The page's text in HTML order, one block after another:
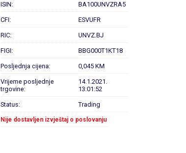
ISIN: BA100UNVZRA5
CFI: ESVUFR
RIC: UNVZ.BJ
FIGI: BBG000T1KT18
Posljednja cijena: 0,045 KM
Vrijeme posljednje
trgovine:
14.1.2021.
13:01:52
Status: Trading
Nije dostavljen izvještaj o poslovanju